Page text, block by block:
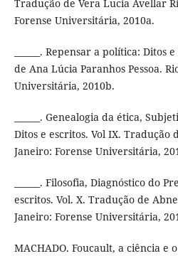
Tradução de Vera Lucia Avellar
Forense Universitária, 2010a.
______. Repensar a política:
de Ana Lúcia Paranhos Pessoa.
Universitária, 2010b.
______. Genealogia da ética,
Ditos e escritos. Vol IX.
Janeiro: Forense Universitária,
______. Filosofia, Diagnóstico do
escritos. Vol. X. Tradução de
Janeiro: Forense Universitária,
MACHADO. Foucault, a ciência e